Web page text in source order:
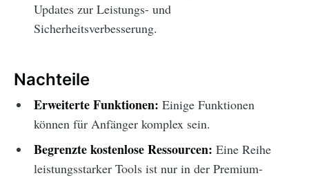
Updates zur Leistungs- und
Sicherheitsverbesserung.
Nachteile
Erweiterte Funktionen: Einige Funktionen
können für Anfänger komplex sein.
Begrenzte kostenlose Ressourcen: Eine Reihe
leistungsstarker Tools ist nur in der Premium-